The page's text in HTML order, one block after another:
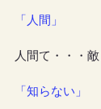
「人間」
人間て・・・敵
「知らない」